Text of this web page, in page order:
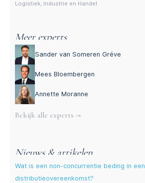
Logistiek, Industrie en Handel
Meer experts
Sander van Someren Gréve
Mees Bloembergen
Annette Moranne
Bekijk alle experts →
Nieuws & artikelen
Wat is een non-concurrentie beding in een
distributieovereenkomst?